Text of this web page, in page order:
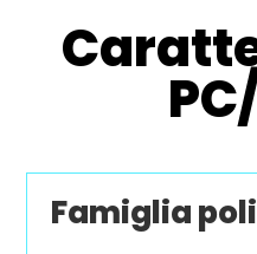
Famiglia